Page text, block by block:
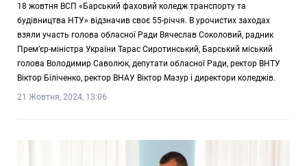
18 жовтня ВСП «Барський фаховий коледж транспорту та
будівництва НТУ» відзначив своє 55-річчя. В урочистих заходах
взяли участь голова обласної Ради Вячеслав Соколовий, радник
Прем’єр-міністра України Тарас Сиротинський, Барський міський
голова Володимир Саволюк, депутати обласної Ради, ректор ВНТУ
Віктор Біліченко, ректор ВНАУ Віктор Мазур і директори коледжів.
21 Жовтня, 2024, 13:06